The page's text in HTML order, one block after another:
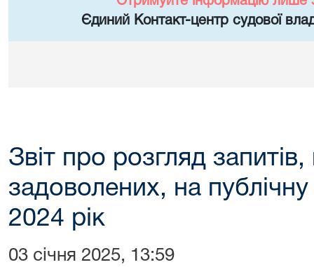
Єдиний Контакт-центр судової
Звіт про розгляд запитів,
задоволених, на
2024 рік
03 січня 2025, 13:59